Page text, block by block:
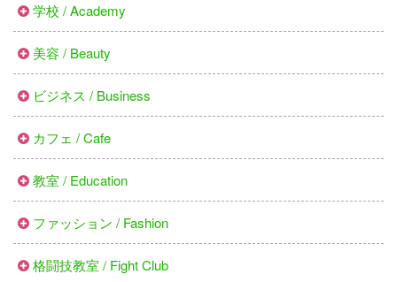
学校 / Academy
美容 / Beauty
ビジネス / Business
カフェ / Cafe
教室 / Education
ファッション / Fashion
格闘技教室 / Fight Club